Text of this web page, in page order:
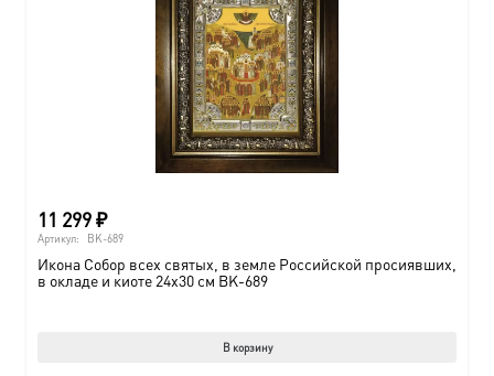
11 299₽
Артикул: BK-689
Икона Собор всех святых, в земле Российской просиявших,
в окладе и киоте 24х30 см BK-689
В корзину